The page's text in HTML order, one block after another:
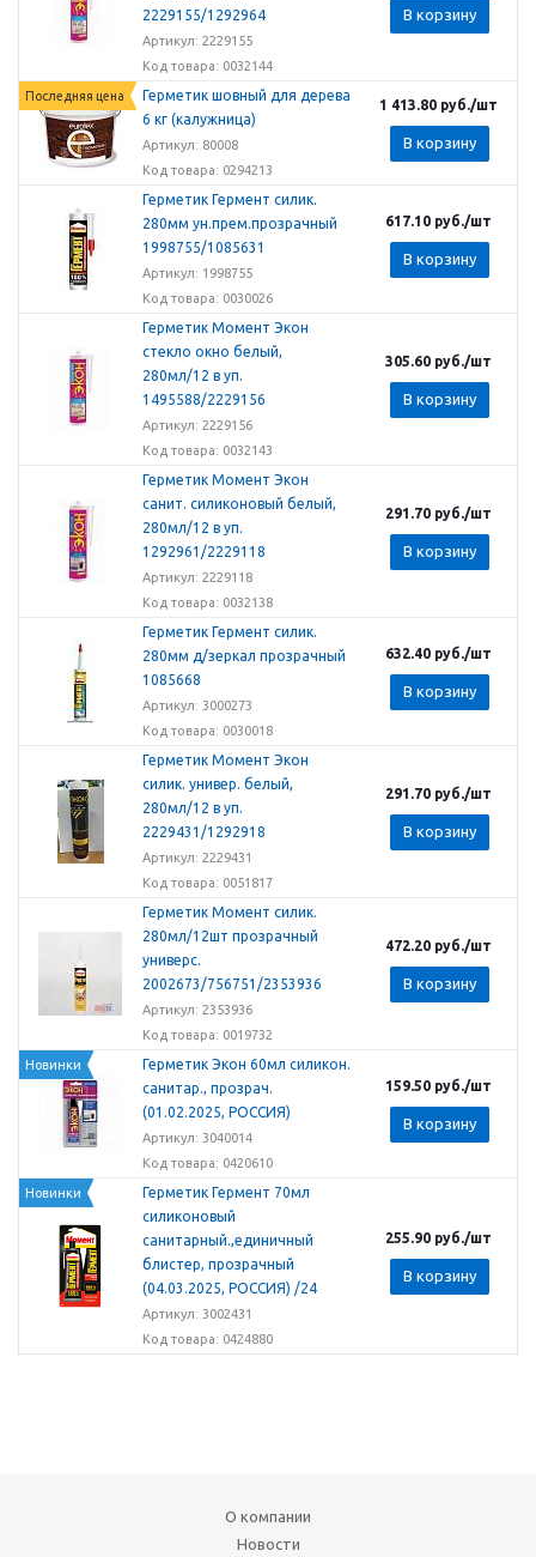
2229155/1292964
Артикул: 2229155
Код товара: 0032144
В корзину
Последняя цена
Герметик шовный для дерева
6 кг (калужница)
Артикул: 80008
Код товара: 0294213
1 413.80руб./шт
В корзину
Герметик Гермент силик.
280мм ун.прем.прозрачный
1998755/1085631
Артикул: 1998755
Код товара: 0030026
617.10руб./шт
В корзину
Герметик Момент Экон
стекло окно белый,
280мл/12 в уп.
1495588/2229156
Артикул: 2229156
Код товара: 0032143
305.60руб./шт
В корзину
Герметик Момент Экон
санит. силиконовый белый,
280мл/12 в уп.
1292961/2229118
Артикул: 2229118
Код товара: 0032138
291.70руб./шт
В корзину
Герметик Гермент силик.
280мм д/зеркал прозрачный
1085668
Артикул: 3000273
Код товара: 0030018
632.40руб./шт
В корзину
Герметик Момент Экон
силик. универ. белый,
280мл/12 в уп.
2229431/1292918
Артикул: 2229431
Код товара: 0051817
291.70руб./шт
В корзину
Герметик Момент силик.
280мл/12шт прозрачный
универс.
2002673/756751/2353936
Артикул: 2353936
Код товара: 0019732
472.20руб./шт
В корзину
Новинки
Герметик Экон 60мл силикон.
санитар., прозрач.
(01.02.2025, РОССИЯ)
Артикул: 3040014
Код товара: 0420610
159.50руб./шт
В корзину
Новинки
Герметик Гермент 70мл
силиконовый
санитарный.,единичный
блистер, прозрачный
(04.03.2025, РОССИЯ) /24
Артикул: 3002431
Код товара: 0424880
255.90руб./шт
В корзину
О компании
Новости